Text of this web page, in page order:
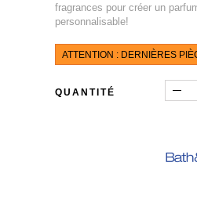
fragrances pour créer un
personnalisable!
ATTENTION : DERNIÈRES
QUANTITÉ